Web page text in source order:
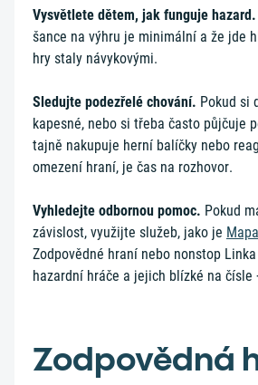
Vysvětlete dětem, jak funguje hazard.
šance na výhru je minimální a že jde
hry staly návykovými.
Sledujte podezřelé chování. Pokud si
kapesné, nebo si třeba často půjčuje
tajně nakupuje herní balíčky nebo
omezení hraní, je čas na rozhovor.
Vyhledejte odbornou pomoc. Pokud
závislost, využijte služeb, jako je
Zodpovědné hraní nebo nonstop
hazardní hráče a jejich blízké na čísle
Zodpovědná